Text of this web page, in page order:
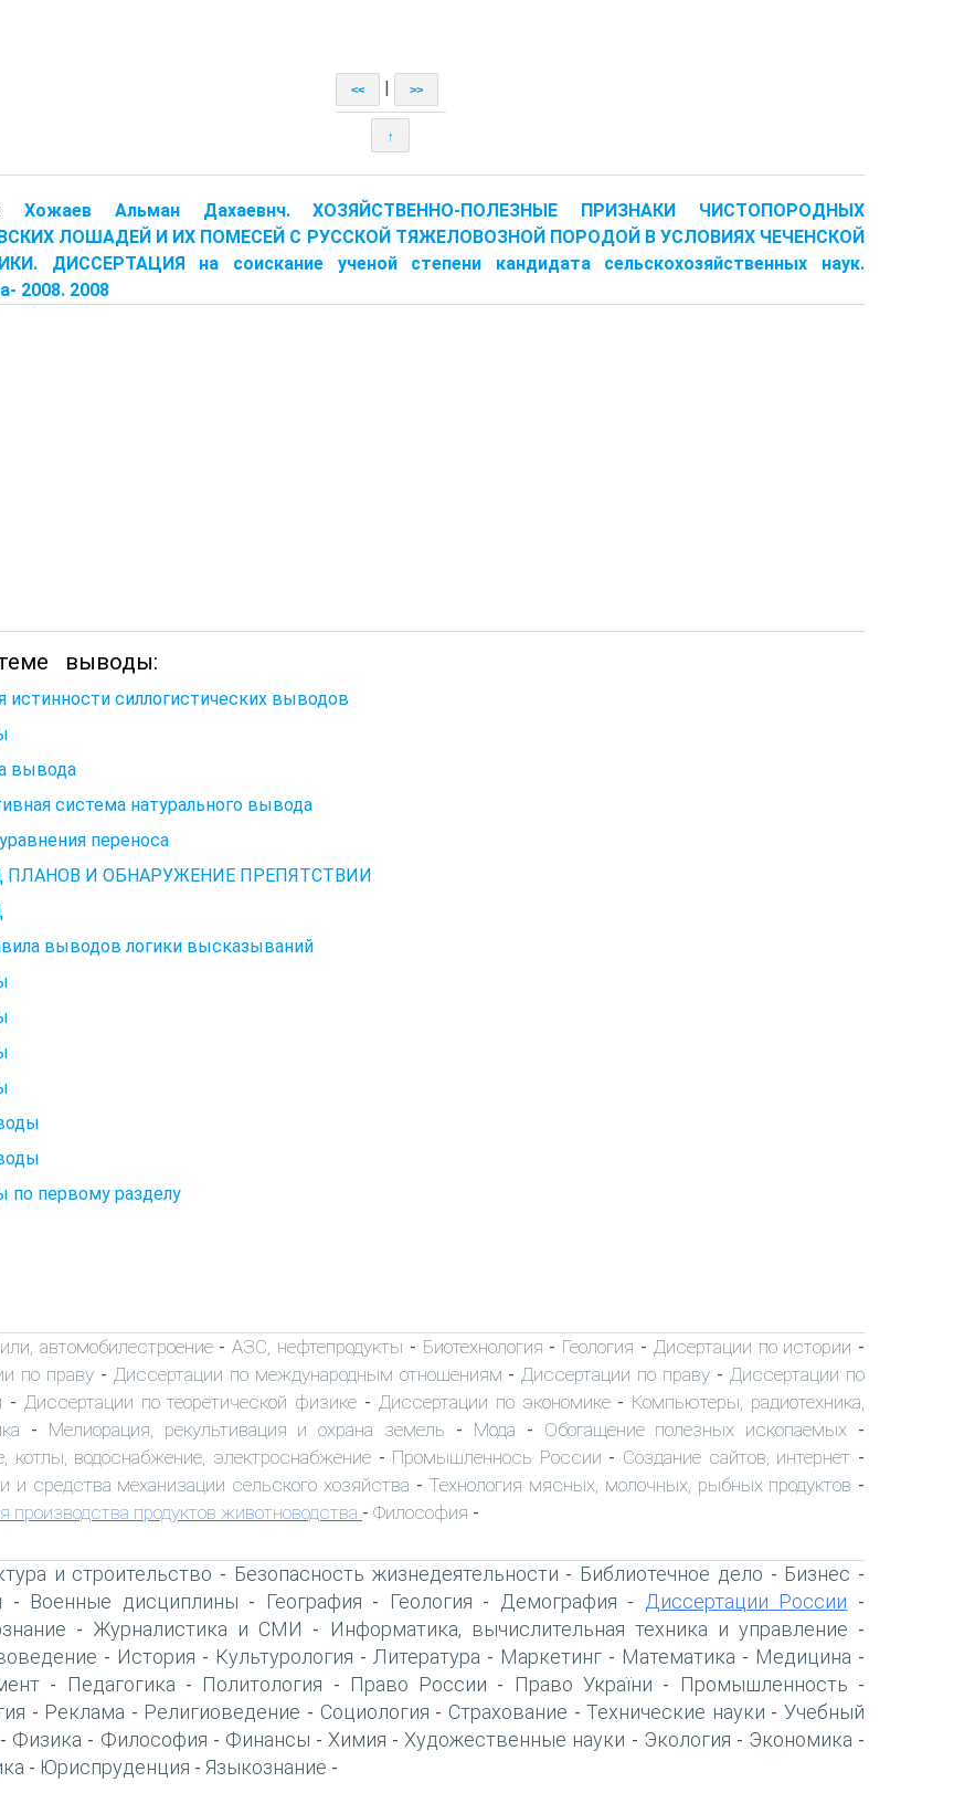
<< >>
↑
Хожаев Альман Дахаевнч. ХОЗЯЙСТВЕННО-ПОЛЕЗНЫЕ ПРИЗНАКИ ЧИСТОПОРОДНЫХ
ЛОШАДЕЙ И ИХ ПОМЕСЕЙ С РУССКОЙ ТЯЖЕЛОВОЗНОЙ ПОРОДОЙ В УСЛОВИЯХ ЧЕЧЕНСКОЙ
ДИССЕРТАЦИЯ на соискание ученой степени кандидата сельскохозяйственных наук.
2008. 2008
выводы:
истинности силлогистических выводов
вывода
система натурального вывода
переноса
ПЛАНОВ И ОБНАРУЖЕНИЕ ПРЕПЯТСТВИИ
выводов логики высказываний
по первому разделу
автомобилестроение-АЗС, нефтепродукты - Биотехнология - Геология - Дисертации по истории -
по праву- Диссертации по международным отношениям - Диссертации по праву - Диссертации по
- Диссертации по теоретической физике - Диссертации по экономике- Компьютеры, радиотехника,
- Мелиорация, рекультивация и охрана земель - Мода - Обогащение полезных ископаемых -
котлы, водоснабжение, электроснабжение- Промышленнось России - Создание сайтов, интернет -
и средства механизации сельского хозяйства - Технология мясных, молочных, рыбных продуктов -
производства продуктов животноводства - Философия -
и строительство - Безопасность жизнедеятельности - Библиотечное дело - Бизнес -
- Военные дисциплины - География - Геология - Демография - Диссертации России -
- Журналистика и СМИ - Информатика, вычислительная техника и управление -
- История - Культурология - Литература - Маркетинг - Математика - Медицина -
- Педагогика - Политология - Право России - Право України - Промышленность -
- Реклама - Религиоведение - Социология - Страхование -Технические науки -Учебный
- Физика - Философия - Финансы - Химия - Художественные науки - Экология - Экономика -
- Юриспруденция - Языкознание -